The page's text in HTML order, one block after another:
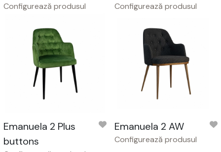
Configurează produsul Configurează produsul
Emanuela 2 Plus
buttons
Emanuela 2 AW
Configurează produsul